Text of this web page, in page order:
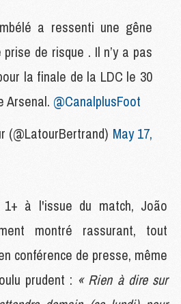
a ressenti une gêne
de risque . Il n’y a pas
la finale de la LDC le 30
Arsenal. @CanalplusFoot
(@LatourBertrand) May 17,
à l'issue du match, João
montré rassurant, tout
conférence de presse, même
prudent : « Rien à dire sur